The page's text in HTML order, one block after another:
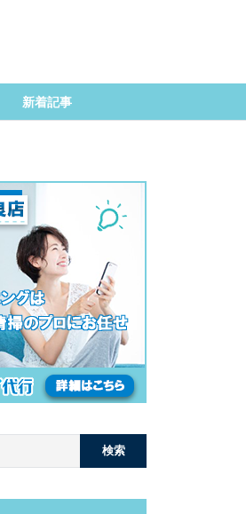
新着記事